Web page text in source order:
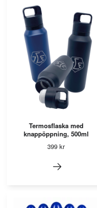
Termosflaska med
knappöppning, 500ml
399 kr